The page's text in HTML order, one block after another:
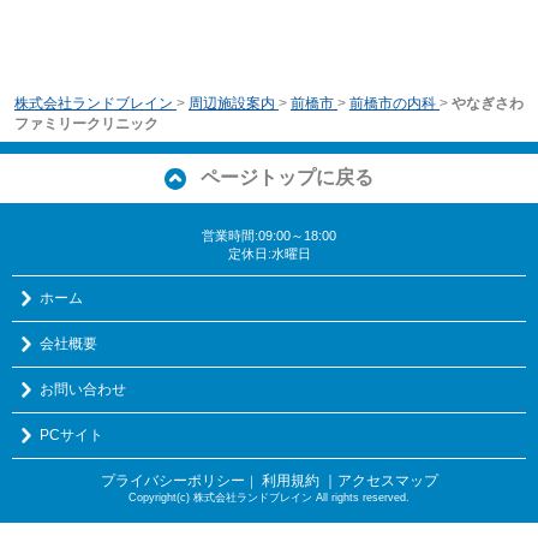
株式会社ランドブレイン > 周辺施設案内 > 前橋市 > 前橋市の内科 > やなぎさわ
ファミリークリニック
ページトップに戻る
営業時間:09:00～18:00
定休日:水曜日
ホーム
会社概要
お問い合わせ
PCサイト
プライバシーポリシー ｜ 利用規約 ｜アクセスマップ
Copyright(c) 株式会社ランドブレイン All rights reserved.